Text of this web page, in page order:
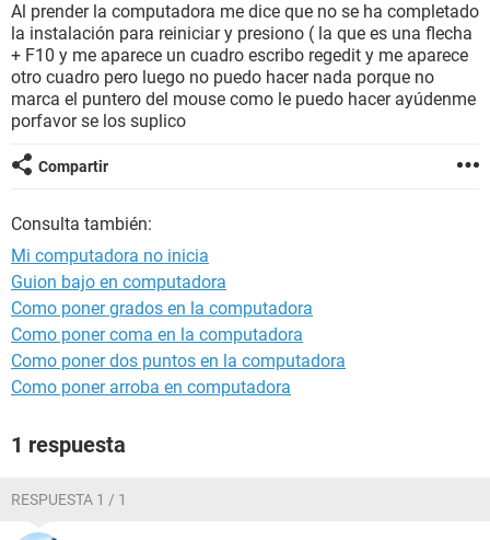
Al prender la computadora me dice que no se ha completado
la instalación para reiniciar y presiono ( la que es una flecha
+ F10 y me aparece un cuadro escribo regedit y me aparece
otro cuadro pero luego no puedo hacer nada porque no
marca el puntero del mouse como le puedo hacer ayúdenme
porfavor se los suplico
Compartir
Consulta también:
Mi computadora no inicia
Guion bajo en computadora
Como poner grados en la computadora
Como poner coma en la computadora
Como poner dos puntos en la computadora
Como poner arroba en computadora
1 respuesta
RESPUESTA 1 / 1